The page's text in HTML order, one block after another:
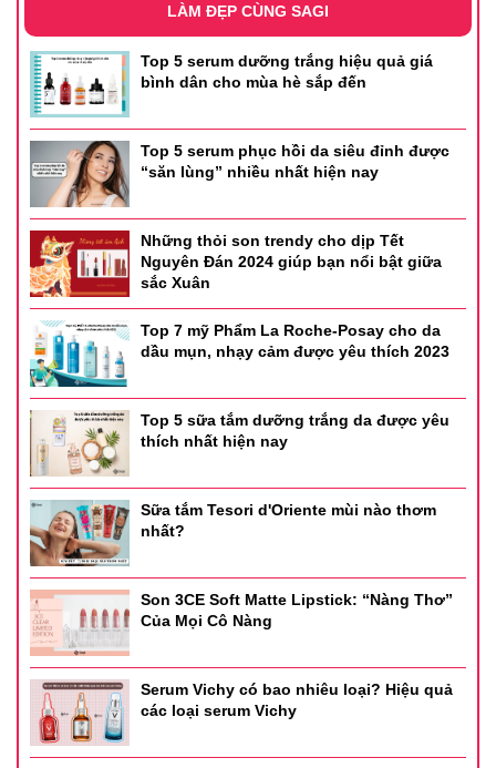
LÀM ĐẸP CÙNG SAGI
Top 5 serum dưỡng trắng hiệu quả giá
bình dân cho mùa hè sắp đến
Top 5 serum phục hồi da siêu đỉnh được
“săn lùng” nhiều nhất hiện nay
Những thỏi son trendy cho dịp Tết
Nguyên Đán 2024 giúp bạn nổi bật giữa
sắc Xuân
Top 7 mỹ Phẩm La Roche-Posay cho da
dầu mụn, nhạy cảm được yêu thích 2023
Top 5 sữa tắm dưỡng trắng da được yêu
thích nhất hiện nay
Sữa tắm Tesori d'Oriente mùi nào thơm
nhất?
Son 3CE Soft Matte Lipstick: “Nàng Thơ”
Của Mọi Cô Nàng
Serum Vichy có bao nhiêu loại? Hiệu quả
các loại serum Vichy